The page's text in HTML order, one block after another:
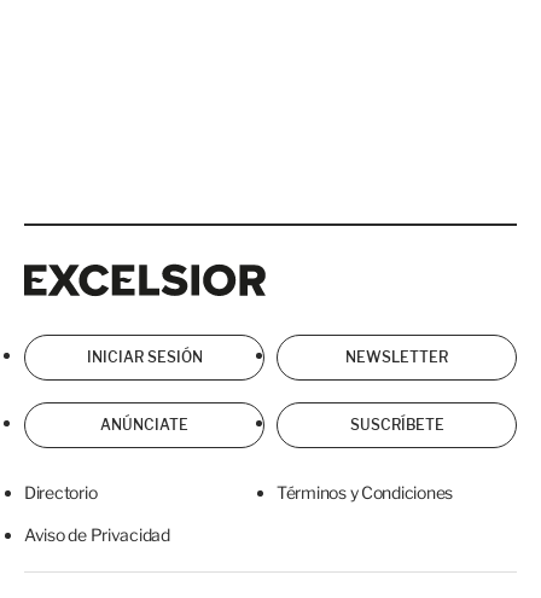
INICIAR SESIÓN NEWSLETTER
ANÚNCIATE SUSCRÍBETE
Directorio Términos y Condiciones
Aviso de Privacidad